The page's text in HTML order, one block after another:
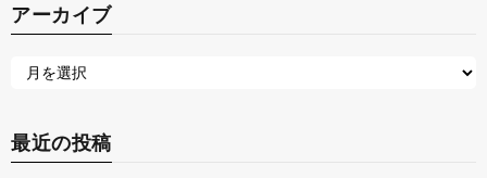
アーカイブ
最近の投稿